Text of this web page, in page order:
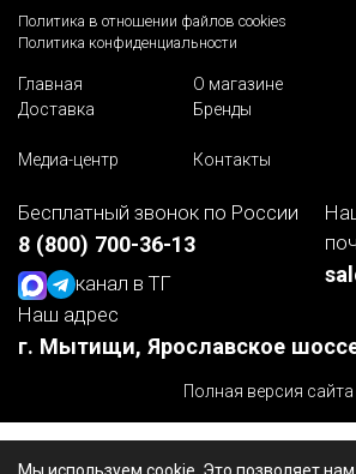
Политика в отношении файлов cookies
Политика конфиденциальности
Главная О магазине
Доставка
Бренды
Медиа-центр
Контакты
Бесплатный звонок по России
8 (800) 700-36-13
канал в ТГ
Наш адрес
г. Мытищи, Ярославское
Полная версия сайта